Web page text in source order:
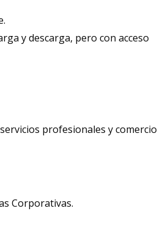
y descarga, pero con acceso
profesionales y comercio
Corporativas.